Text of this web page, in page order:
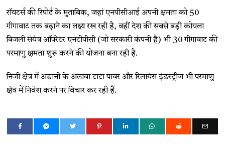
रॉयटर्स की रिपोर्ट के मुताबिक, जहां एनपीसीआई अपनी क्षमता को 50
गीगावाट तक बढ़ाने का लक्ष्य रख रही है, वहीं देश की सबसे बड़ी कोयला
बिजली संयंत्र ऑपरेटर एनटीपीसी (जो सरकारी कंपनी है) भी 30 गीगावाट की
परमाणु क्षमता शुरू करने की योजना बना रही है.
निजी क्षेत्र में अडानी के अलावा टाटा पावर और रिलायंस इंडस्ट्रीज भी परमाणु
क्षेत्र में निवेश करने पर विचार कर रही हैं.